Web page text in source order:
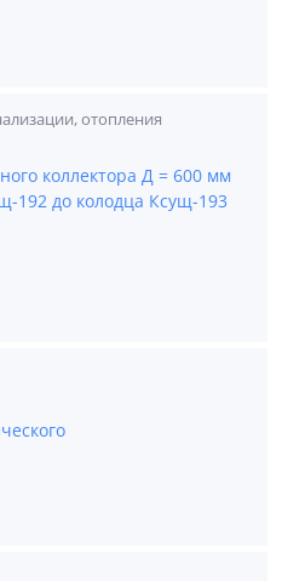
отопления
коллектора Д = 600 мм
192 до колодца Ксущ-193